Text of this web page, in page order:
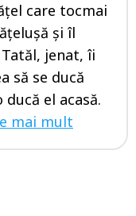
care tocmai
și îl
jenat, îi
să se ducă
ducă el acasă.
mai mult